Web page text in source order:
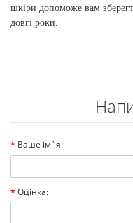
шкіри допоможе вам
довгі роки.
Ваше ім`я:
Оцінка: